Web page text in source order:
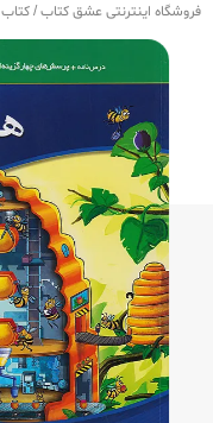
فروشگاه اینترنتی عشق کتاب/کتاب